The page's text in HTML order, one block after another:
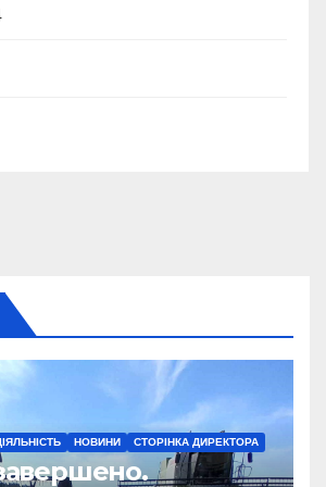
НОВИНИ СТОРІНКА ДИРЕКТОРА